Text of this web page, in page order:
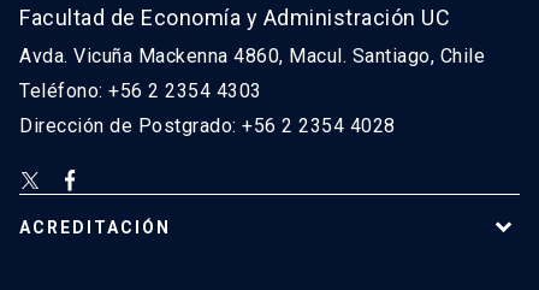
Facultad de Economía y Administración UC
Avda. Vicuña Mackenna 4860, Macul. Santiago, Chile
Teléfono: +56 2 2354 4303
Dirección de Postgrado: +56 2 2354 4028
ACREDITACIÓN